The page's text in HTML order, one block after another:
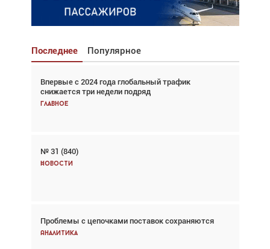
Последнее Популярное
Впервые с 2024 года глобальный трафик
снижается три недели подряд
Главное
№ 31 (840)
Новости
Проблемы с цепочками поставок сохраняются
Аналитика
Взгляд с высоты: тандем вертолётов и БПЛА в
спасательных операциях
Главное
Авиационный фотограф Дэйв Кох: «Фотография
говорит сама за себя... а ИИ всё портит»
Впервые с 2024 года глобальный трафик
снижается три недели подряд